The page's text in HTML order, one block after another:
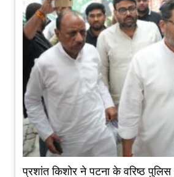
प्रशांत किशोर ने पटना के वरिष्ठ